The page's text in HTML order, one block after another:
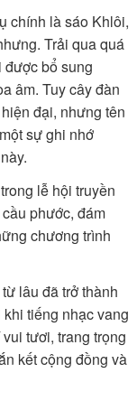
chính là sáo Khlôi,
Trải qua quá
được bổ sung
âm. Tuy cây đàn
đại, nhưng tên
sự ghi nhớ
lễ hội truyền
phước, đám
chương trình
lâu đã trở thành
tiếng nhạc vang
tươi, trang trọng
kết cộng đồng và